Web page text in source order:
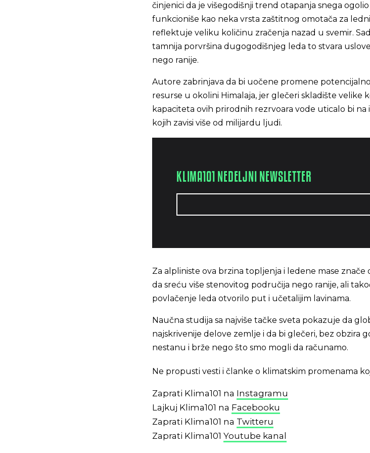
činjenici da je višegodišnji trend otapanja snega
funkcioniše kao neka vrsta zaštitnog omotača za
reflektuje veliku količinu zračenja nazad u svemir.
tamnija porvršina dugogodišnjeg leda to stvara
nego ranije.
Autore zabrinjava da bi uočene promene
resurse u okolini Himalaja, jer glečeri skladište velike
kapaciteta ovih prirodnih rezrvoara vode uticalo bi na
kojih zavisi više od milijardu ljudi.
KLIMA101 NEDELJNI NEWSLETTER
Za alpliniste ova brzina topljenja i ledene mase
da sreću više stenovitog područija nego ranije, ali
povlačenje leda otvorilo put i učetalijim lavinama.
Naučna studija sa najviše tačke sveta pokazuje da
najskrivenije delove zemlje i da bi glečeri, bez obzira
nestanu i brže nego što smo mogli da računamo.
Ne propusti vesti i članke o klimatskim promenama
Zaprati Klima101 na Instagramu
Lajkuj Klima101 na Facebooku
Zaprati Klima101 na Twitteru
Zaprati Klima101 Youtube kanal